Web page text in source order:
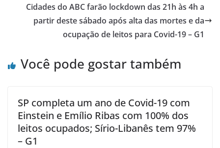
Cidades do ABC farão lockdown das 21h às 4h a
partir deste sábado após alta das mortes e da
ocupação de leitos para Covid-19 – G1
Você pode gostar também
SP completa um ano de Covid-19 com
Einstein e Emílio Ribas com 100% dos
leitos ocupados; Sírio-Libanês tem 97%
– G1